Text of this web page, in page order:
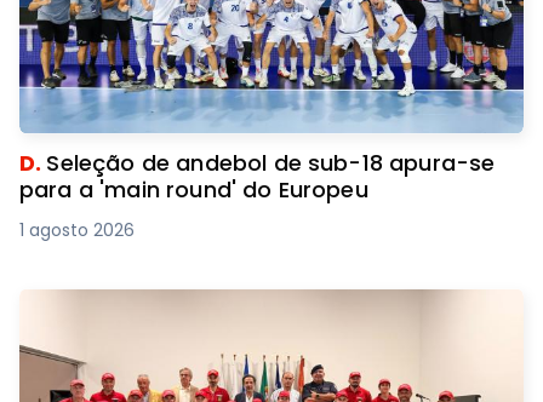
D. Seleção de andebol de sub-18 apura-se
para a 'main round' do Europeu
1 agosto 2026